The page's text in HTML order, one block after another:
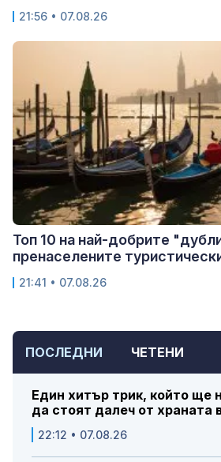
ПОСЛЕДНИ ЧЕТЕНИ
Един хитър трик, който ще
да стоят далеч от храната
22:12 • 07.08.26
21:56 • 07.08.26
Топ 10 на най-добрите
пренаселените
21:41 • 07.08.26